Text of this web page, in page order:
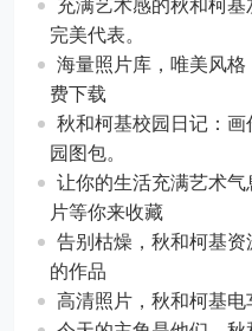
充满艺术感的秋和柯
完美代表。
海量照片库，唯美风
费下载
秋和柯基校园日记：
园图包。
让你的生活充满艺术
片等你来收藏
告别枯燥，秋和柯基
的作品
高清照片，秋和柯基电